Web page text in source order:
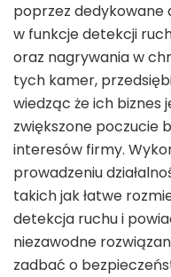
poprzez dedykowane
w funkcje detekcji
oraz nagrywania w
tych kamer,
wiedząc że ich biznes
zwiększone poczucie
interesów firmy.
prowadzeniu
takich jak łatwe
detekcja ruchu i
niezawodne
zadbać o